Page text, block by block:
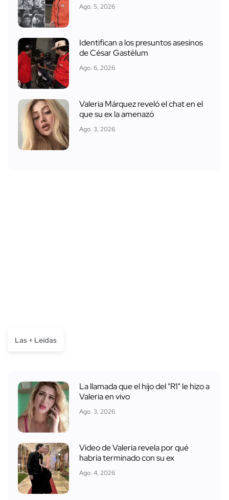
Ago. 5, 2026
Identifican a los presuntos asesinos
de César Gastélum
Ago. 6, 2026
Valeria Márquez reveló el chat en el
que su ex la amenazó
Ago. 3, 2026
Las + Leídas
La llamada que el hijo del "R1" le hizo a
Valeria en vivo
Ago. 3, 2026
Video de Valeria revela por qué
habría terminado con su ex
Ago. 4, 2026